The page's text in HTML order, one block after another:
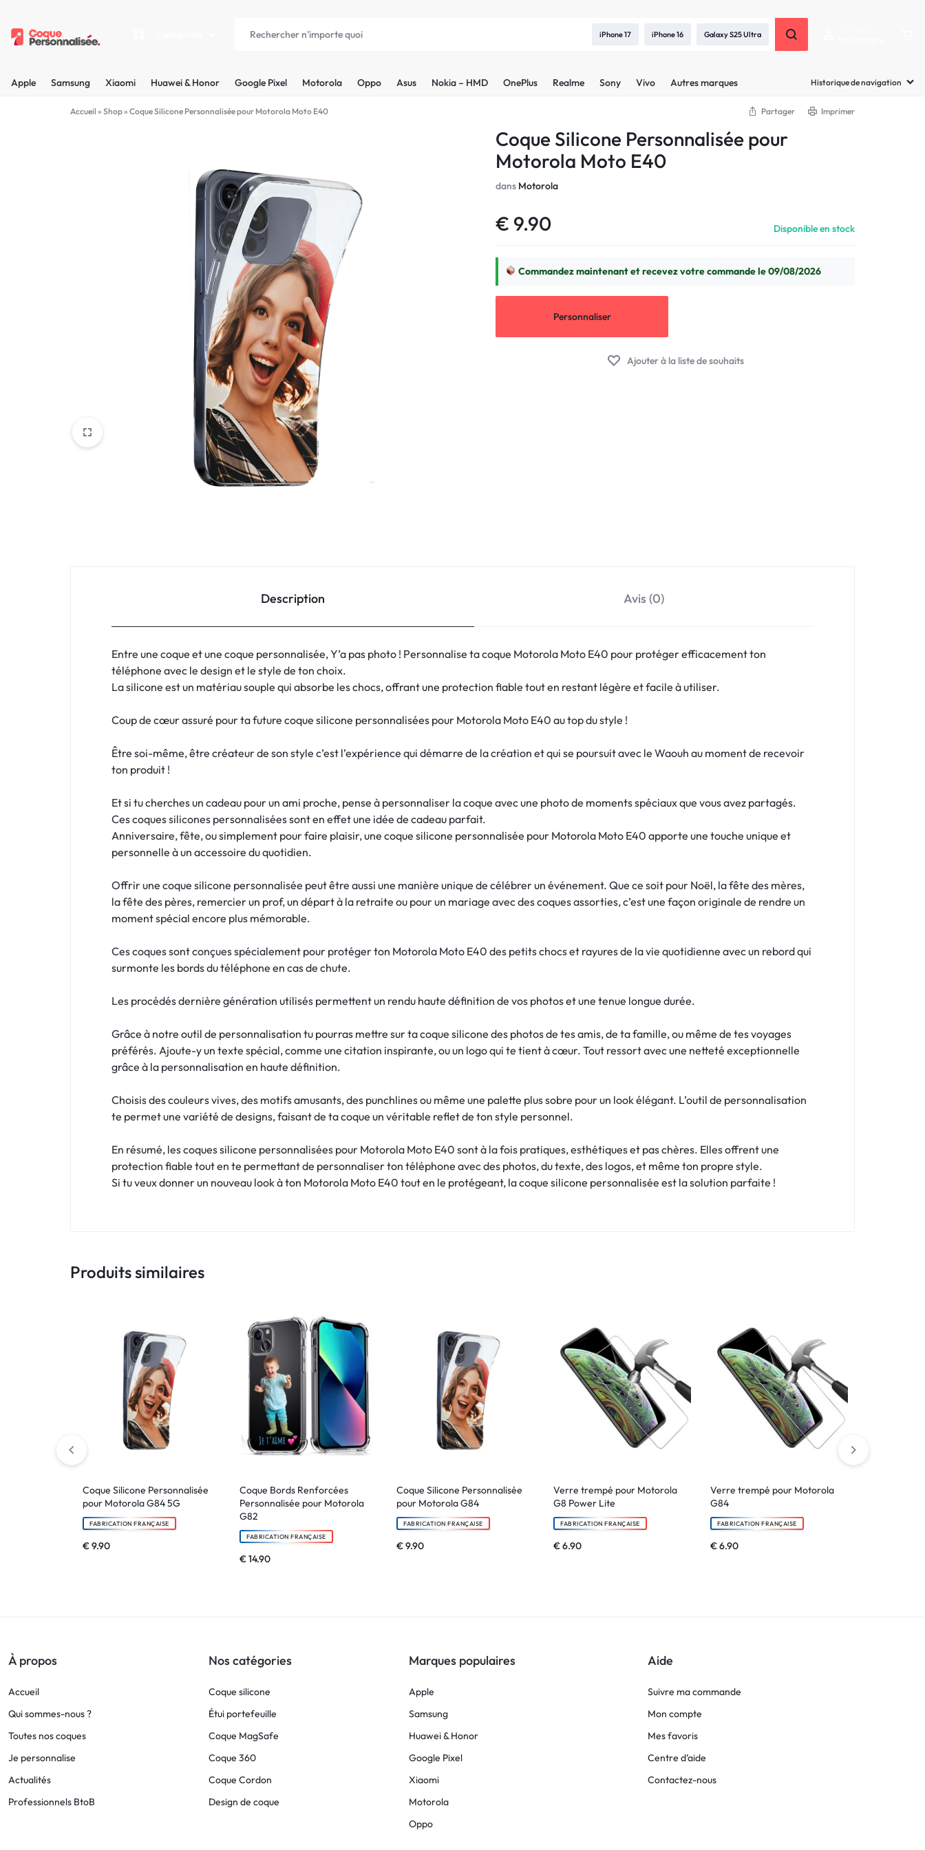
PLUS
BELLES
LIVRAISON
Huawei & Honor
Google Pixel
Nokia – HMD
iPhone 17 iPhone 16 Galaxy S25 Ultra
Apple Samsung Xiaomi Huawei & Honor Google Pixel Motorola Oppo Asus Nokia – HMD OnePlus Realme Sony Vivo Autres marques Historique de navigation
Accueil » Shop» Coque Silicone Personnalisée pour Motorola Moto E40 Partager Imprimer
Coque Silicone Personnalisée pour
Motorola Moto E40
dans Motorola
€ 9.90 Disponible en stock
Commandez maintenant et recevez votre commande le 09/08/2026
Personnaliser
Description Avis (0)
Entre une coque et une coque personnalisée, Y’a pas photo ! Personnalise ta coque Motorola Moto E40 pour protéger efficacement ton
téléphone avec le design et le style de ton choix.
La silicone est un matériau souple qui absorbe les chocs, offrant une protection fiable tout en restant légère et facile à utiliser.
Coup de cœur assuré pour ta future coque silicone personnalisées pour Motorola Moto E40 au top du style !
Être soi-même, être créateur de son style c’est l’expérience qui démarre de la création et qui se poursuit avec le Waouh au moment de recevoir
ton produit !
Et si tu cherches un cadeau pour un ami proche, pense à personnaliser la coque avec une photo de moments spéciaux que vous avez partagés.
Ces coques silicones personnalisées sont en effet une idée de cadeau parfait.
Anniversaire, fête, ou simplement pour faire plaisir, une coque silicone personnalisée pour Motorola Moto E40 apporte une touche unique et
personnelle à un accessoire du quotidien.
Offrir une coque silicone personnalisée peut être aussi une manière unique de célébrer un événement. Que ce soit pour Noël, la fête des mères,
la fête des pères, remercier un prof, un départ à la retraite ou pour un mariage avec des coques assorties, c’est une façon originale de rendre un
moment spécial encore plus mémorable.
Ces coques sont conçues spécialement pour protéger ton Motorola Moto E40 des petits chocs et rayures de la vie quotidienne avec un rebord qui
surmonte les bords du téléphone en cas de chute.
Les procédés dernière génération utilisés permettent un rendu haute définition de vos photos et une tenue longue durée.
Grâce à notre outil de personnalisation tu pourras mettre sur ta coque silicone des photos de tes amis, de ta famille, ou même de tes voyages
préférés. Ajoute-y un texte spécial, comme une citation inspirante, ou un logo qui te tient à cœur. Tout ressort avec une netteté exceptionnelle
grâce à la personnalisation en haute définition.
Choisis des couleurs vives, des motifs amusants, des punchlines ou même une palette plus sobre pour un look élégant. L’outil de personnalisation
te permet une variété de designs, faisant de ta coque un véritable reflet de ton style personnel.
En résumé, les coques silicone personnalisées pour Motorola Moto E40 sont à la fois pratiques, esthétiques et pas chères. Elles offrent une
protection fiable tout en te permettant de personnaliser ton téléphone avec des photos, du texte, des logos, et même ton propre style.
Si tu veux donner un nouveau look à ton Motorola Moto E40 tout en le protégeant, la coque silicone personnalisée est la solution parfaite !
Produits similaires
Coque Silicone Personnalisée
pour Motorola G84 5G
FABRICATION FRANÇAISE
€9.90
Coque Bords Renforcées
Personnalisée pour Motorola
G82
FABRICATION FRANÇAISE
€14.90
Coque Silicone Personnalisée
pour Motorola G84
FABRICATION FRANÇAISE
€9.90
Verre trempé pour Motorola
G8 Power Lite
FABRICATION FRANÇAISE
€6.90
Verre trempé pour Motorola
G84
FABRICATION FRANÇAISE
€6.90
À propos
Accueil
Qui sommes-nous ?
Toutes nos coques
Je personnalise
Actualités
Professionnels BtoB
Nos catégories
Coque silicone
Étui portefeuille
Coque MagSafe
Coque 360
Coque Cordon
Design de coque
Marques populaires
Apple
Samsung
Huawei & Honor
Google Pixel
Xiaomi
Motorola
Oppo
Aide
Suivre ma commande
Mon compte
Mes favoris
Centre d’aide
Contactez-nous